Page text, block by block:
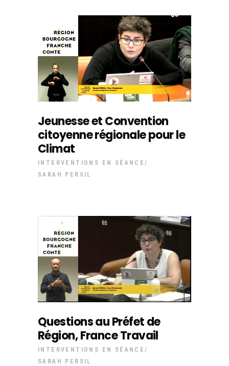
Jeunesse et Convention
citoyenne régionale pour le
Climat
INTERVENTIONS EN SÉANCE
SARAH PERSIL
Questions au Préfet de
Région, France Travail
INTERVENTIONS EN SÉANCE
SARAH PERSIL